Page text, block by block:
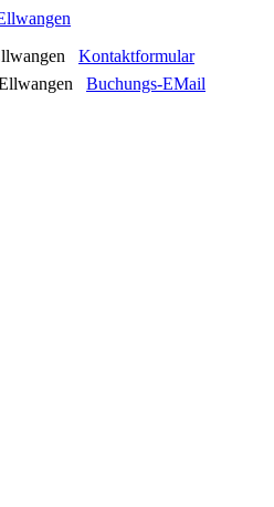
Kontaktformular
Buchungs-EMail